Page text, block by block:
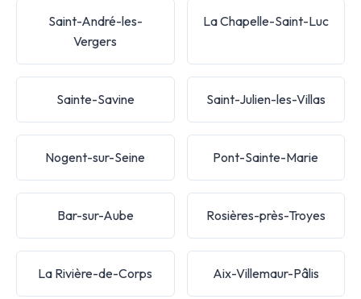
Saint-André-les-
Vergers
La Chapelle-Saint-Luc
Sainte-Savine Saint-Julien-les-Villas
Nogent-sur-Seine Pont-Sainte-Marie
Bar-sur-Aube Rosières-près-Troyes
La Rivière-de-Corps Aix-Villemaur-Pâlis